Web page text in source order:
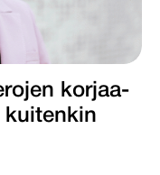
korjaa­
kuiten­kin